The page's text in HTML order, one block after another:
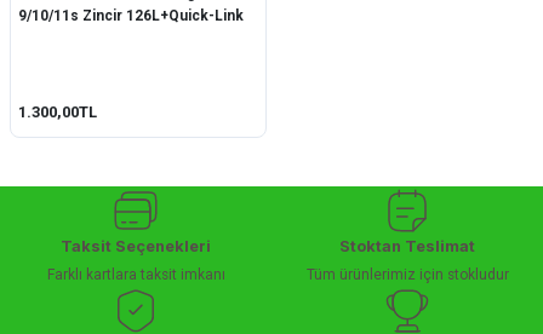
9/10/11s Zincir 126L+Quick-Link
1.300,00TL
Taksit Seçenekleri
Farklı kartlara taksit imkanı
Stoktan Teslimat
Tüm ürünlerimiz için stokludur